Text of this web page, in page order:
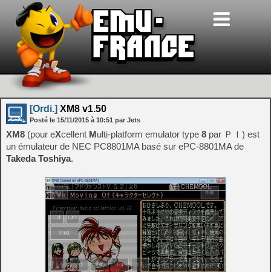
[Ordi.] XM8 v1.50
Posté le 15/11/2015 à 10:51 par Jets
XM8 (pour eXcellent Multi-platform emulator type 8 par ＰＩ) est
un émulateur de NEC PC8801MA basé sur ePC-8801MA de
Takeda Toshiya.